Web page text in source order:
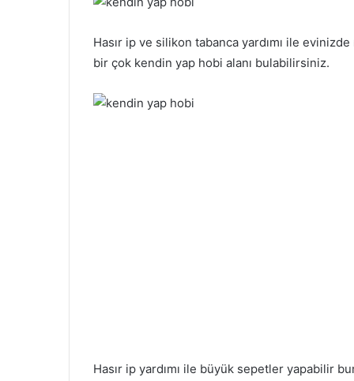
Hasır ip ve silikon tabanca yardımı ile
bir çok kendin yap hobi alanı bulabilirsiniz.
Hasır ip yardımı ile büyük sepetler yapabilir